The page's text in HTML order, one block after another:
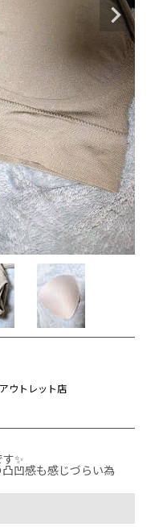
ウトレット店
✨️
凹感も感じづらい為